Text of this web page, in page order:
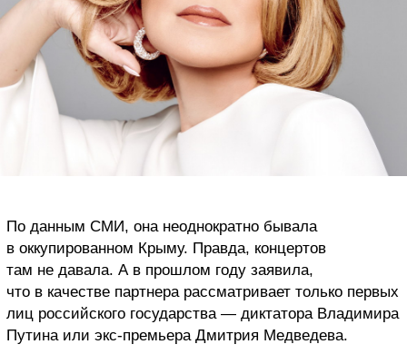
По данным СМИ, она неоднократно бывала
в оккупированном Крыму. Правда, концертов
там не давала. А в прошлом году заявила,
что в качестве партнера рассматривает только первых
лиц российского государства — диктатора Владимира
Путина или экс-премьера Дмитрия Медведева.